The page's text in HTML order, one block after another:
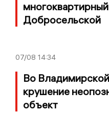
Добросельской
07/08 14:34
Во
крушение
объект